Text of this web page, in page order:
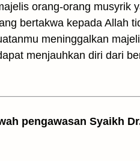
orang-orang musyrik
bertakwa kepada Allah
meninggalkan
menjauhkan diri dari
pengawasan Syaikh